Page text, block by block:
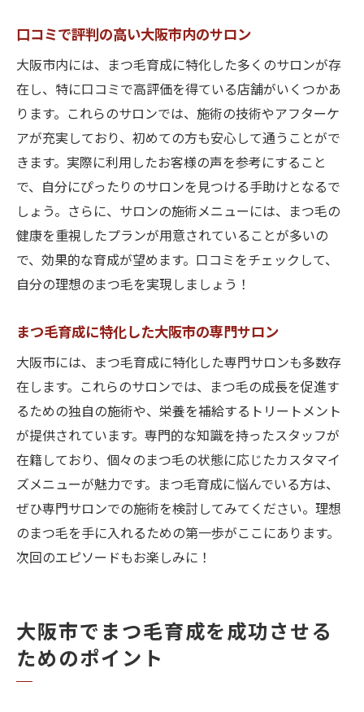
口コミで評判の高い大阪市内のサロン
大阪市内には、まつ毛育成に特化した多くのサロンが存
在し、特に口コミで高評価を得ている店舗がいくつかあ
ります。これらのサロンでは、施術の技術やアフターケ
アが充実しており、初めての方も安心して通うことがで
きます。実際に利用したお客様の声を参考にすること
で、自分にぴったりのサロンを見つける手助けとなるで
しょう。さらに、サロンの施術メニューには、まつ毛の
健康を重視したプランが用意されていることが多いの
で、効果的な育成が望めます。口コミをチェックして、
自分の理想のまつ毛を実現しましょう！
まつ毛育成に特化した大阪市の専門サロン
大阪市には、まつ毛育成に特化した専門サロンも多数存
在します。これらのサロンでは、まつ毛の成長を促進す
るための独自の施術や、栄養を補給するトリートメント
が提供されています。専門的な知識を持ったスタッフが
在籍しており、個々のまつ毛の状態に応じたカスタマイ
ズメニューが魅力です。まつ毛育成に悩んでいる方は、
ぜひ専門サロンでの施術を検討してみてください。理想
のまつ毛を手に入れるための第一歩がここにあります。
次回のエピソードもお楽しみに！
大阪市でまつ毛育成を成功させる
ためのポイント